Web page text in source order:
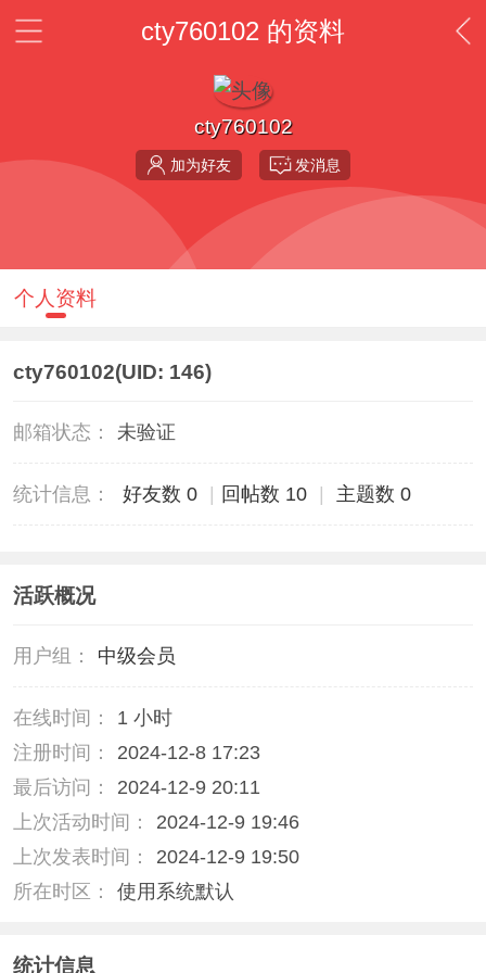
cty760102 的资料
cty760102
加为好友 发消息
个人资料
cty760102(UID: 146)
邮箱状态： 未验证
统计信息： 好友数 0 回帖数 10 主题数 0
活跃概况
用户组： 中级会员
在线时间：
1 小时
注册时间：
2024-12-8 17:23
最后访问：
2024-12-9 20:11
上次活动时间：
2024-12-9 19:46
上次发表时间：
2024-12-9 19:50
所在时区：
使用系统默认
统计信息